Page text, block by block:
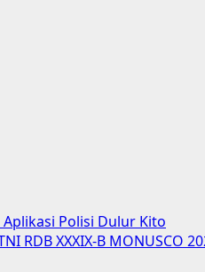
Polisi Dulur Kito
RDB XXXIX-B MONUSCO